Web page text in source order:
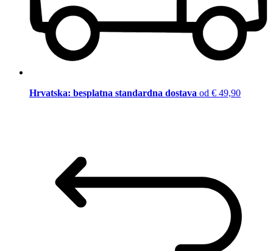
Hrvatska: besplatna standardna dostava od € 49,90